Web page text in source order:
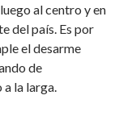
al centro y en
del país. Es por
el desarme
de
la larga.